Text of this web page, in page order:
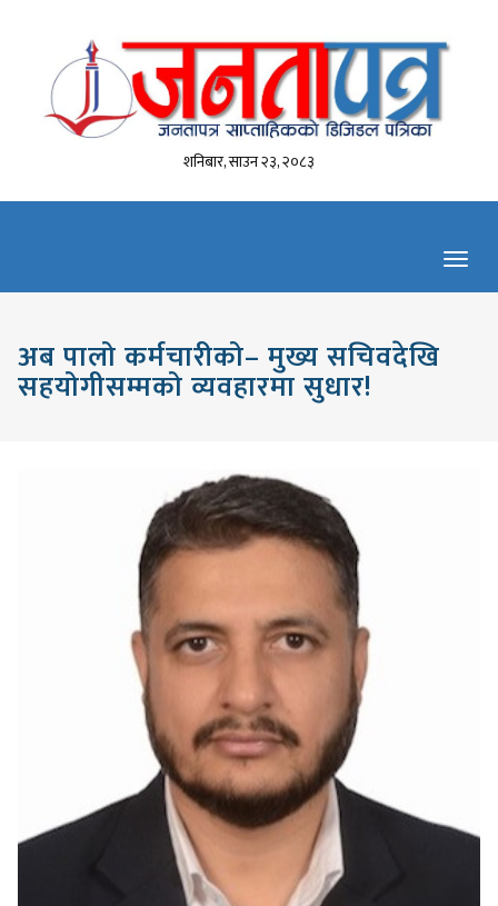
शनिबार, साउन २३, २०८३
अब पालो कर्मचारीको– मुख्य सचिवदेखि
सहयोगीसम्मको व्यवहारमा सुधार!